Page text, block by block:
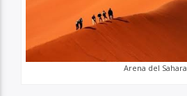
Arena del Sahara